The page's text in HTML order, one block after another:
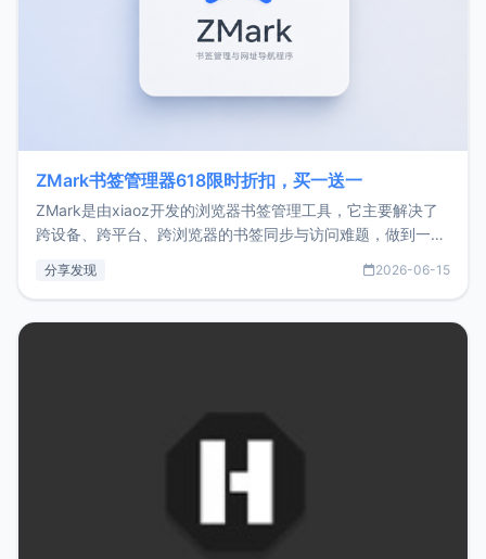
ZMark书签管理器618限时折扣，买一送一
ZMark是由xiaoz开发的浏览器书签管理工具，它主要解决了
跨设备、跨平台、跨浏览器的书签同步与访问难题，做到一处
用，让管理更高效。ZMark官网地址：
分享发现 2026-06-15